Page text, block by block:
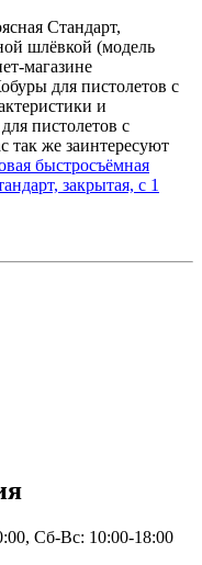
Стандарт,
шлёвкой (модель
магазине
для пистолетов с
и
пистолетов с
так же заинтересуют
быстросъёмная
закрытая, с 1
Сб-Вс: 10:00-18:00